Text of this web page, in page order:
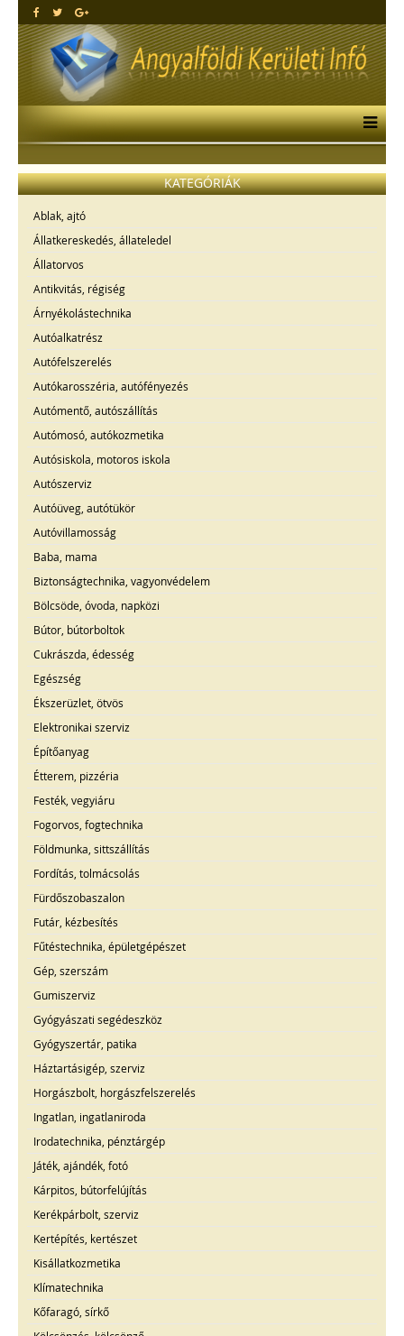
KATEGÓRIÁK
Ablak, ajtó
Állatkereskedés, állateledel
Állatorvos
Antikvitás, régiség
Árnyékolástechnika
Autóalkatrész
Autófelszerelés
Autókarosszéria, autófényezés
Autómentő, autószállítás
Autómosó, autókozmetika
Autósiskola, motoros iskola
Autószerviz
Autóüveg, autótükör
Autóvillamosság
Baba, mama
Biztonságtechnika, vagyonvédelem
Bölcsöde, óvoda, napközi
Bútor, bútorboltok
Cukrászda, édesség
Egészség
Ékszerüzlet, ötvös
Elektronikai szerviz
Építőanyag
Étterem, pizzéria
Festék, vegyiáru
Fogorvos, fogtechnika
Földmunka, sittszállítás
Fordítás, tolmácsolás
Fürdőszobaszalon
Futár, kézbesítés
Fűtéstechnika, épületgépészet
Gép, szerszám
Gumiszerviz
Gyógyászati segédeszköz
Gyógyszertár, patika
Háztartásigép, szerviz
Horgászbolt, horgászfelszerelés
Ingatlan, ingatlaniroda
Irodatechnika, pénztárgép
Játék, ajándék, fotó
Kárpitos, bútorfelújítás
Kerékpárbolt, szerviz
Kertépítés, kertészet
Kisállatkozmetika
Klímatechnika
Kőfaragó, sírkő